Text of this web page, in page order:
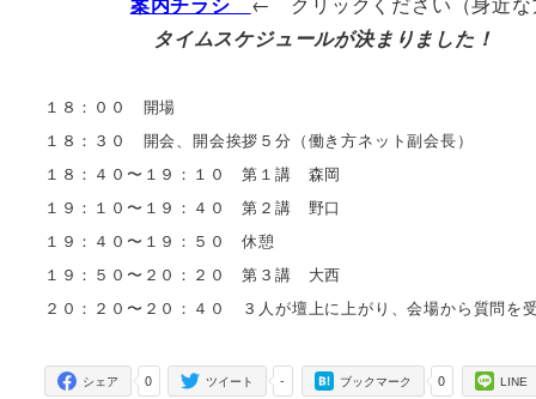
タイムスケジュールが決まりました！
１８：００ 開場
１８：３０ 開会、開会挨拶５分（働き方ネット副会長）
１８：４０〜１９：１０ 第１講 森岡
１９：１０〜１９：４０ 第２講 野口
１９：４０〜１９：５０ 休憩
１９：５０〜２０：２０ 第３講 大西
２０：２０〜２０：４０ ３人が壇上に上がり、会場から質問を
0
シェア -
ツイート 0
ブックマーク LINE